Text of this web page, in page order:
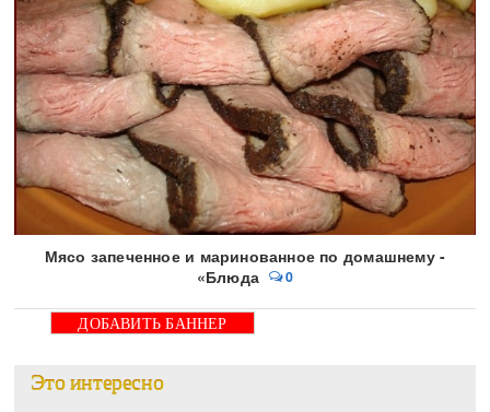
Мясо запеченное и маринованное по домашнему -
«Блюда
0
ДОБАВИТЬ БАННЕР
Это интересно